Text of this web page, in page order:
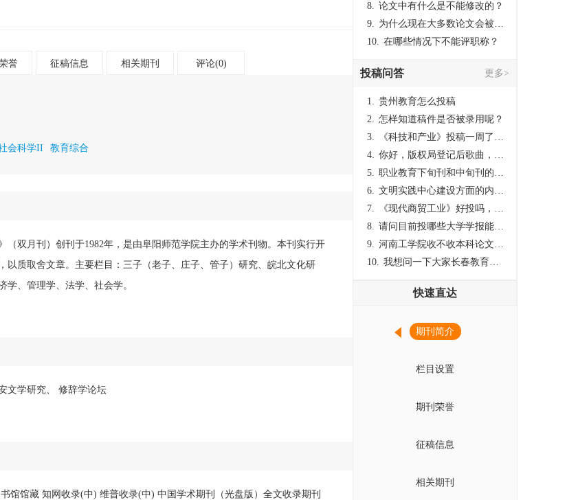
誉 征稿信息 相关期刊 评论(0)
会科学II 教育综合
（双月刊）创刊于1982年，是由阜阳师范学院主办的学术刊物。本刊实行开
以质取舍文章。主要栏目：三子（老子、庄子、管子）研究、皖北文化研
学、管理学、法学、社会学。
文学研究、 修辞学论坛
馆馆藏 知网收录(中) 维普收录(中) 中国学术期刊（光盘版）全文收录期刊
8. 论文中有什么是不能修改的？
9. 为什么现在大多数论文会被评判为AI撰写？（深度剖析查重机制下的困境与出路）
10. 在哪些情况下不能评职称？
投稿问答 更多>
1. 贵州教育怎么投稿
2. 怎样知道稿件是否被录用呢？
3.
《科技和产业》投稿一周了仍是“已发回执”状态，这是什么意思？什么时候外审？
4. 你好，版权局登记后歌曲，这里能否发表
5. 职业教育下旬刊和中旬刊的国内刊号一样，他们有什么区别，两本刊物都是真的吗？
6. 文明实践中心建设方面的内容适合那种期刊
7.
《现代商贸工业》好投吗，版面费多少？
8. 请问目前投哪些大学学报能较快出刊啊
9. 河南工学院收不收本科论文呀？
10. 我想问一下大家长春教育学院学报是本科学报吗？
快速直达
期刊简介
栏目设置
期刊荣誉
征稿信息
相关期刊